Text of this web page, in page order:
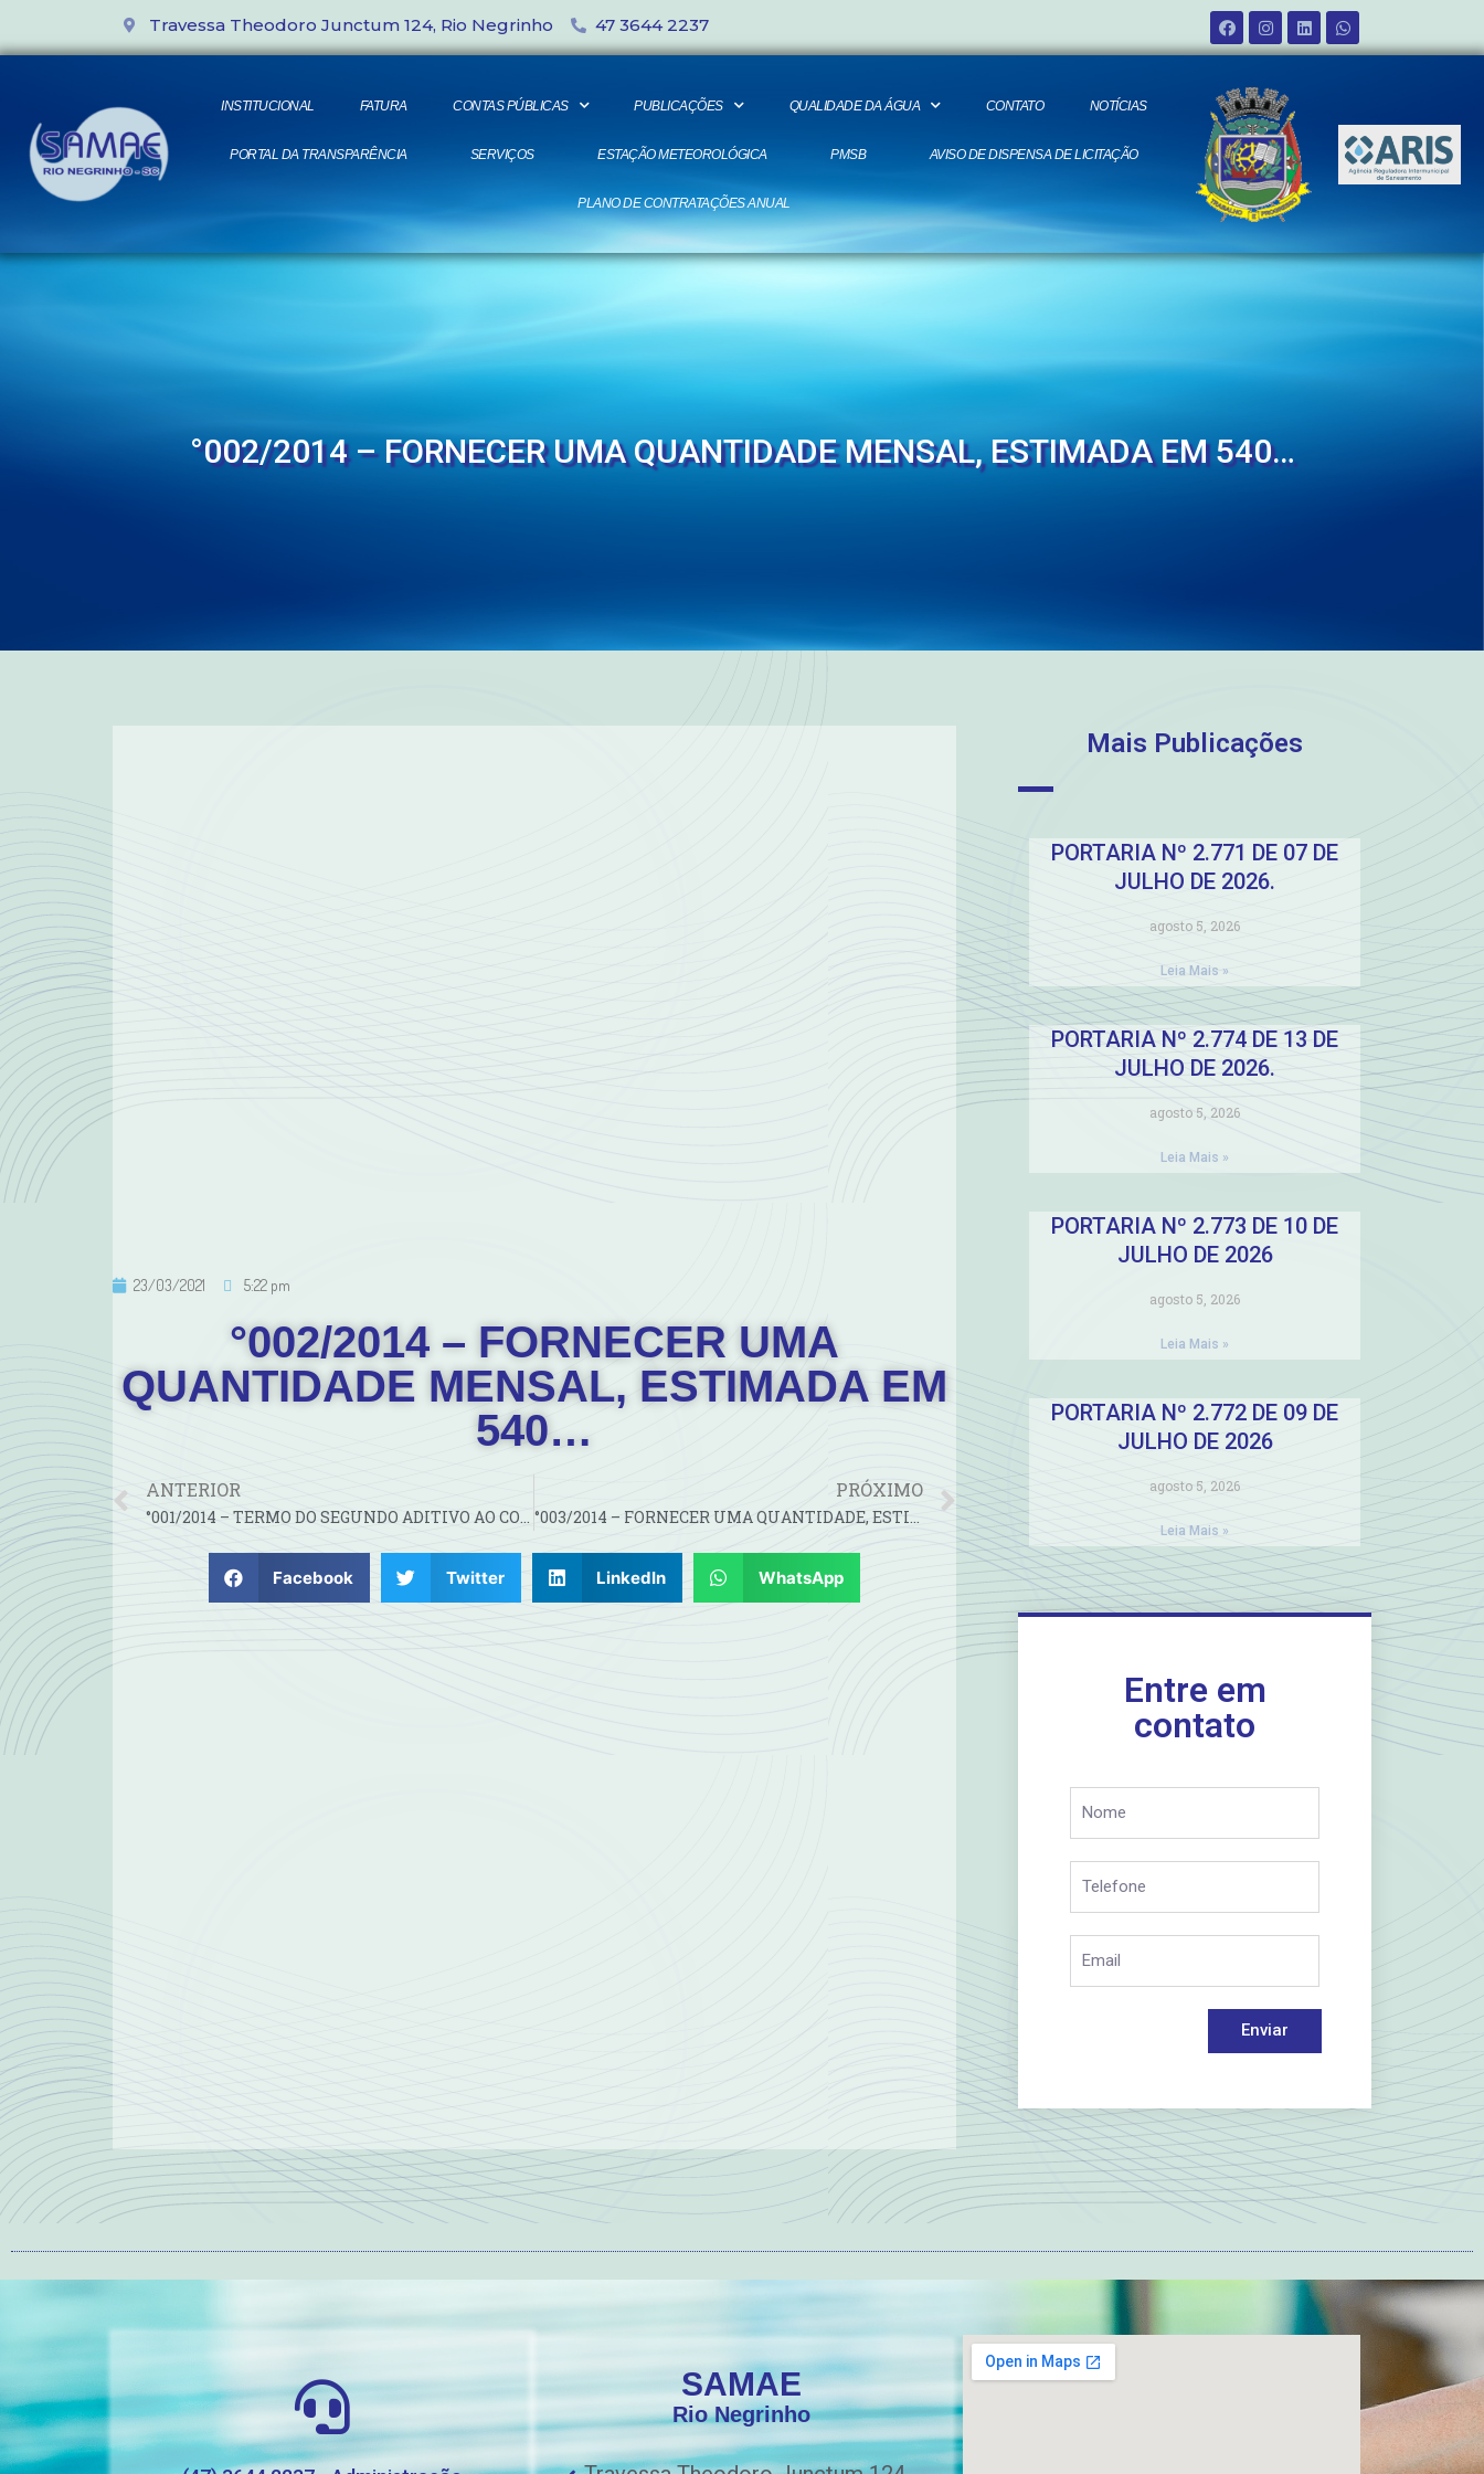
Travessa Theodoro Junctum 124, Rio Negrinho 47 3644 2237
INSTITUCIONAL FATURA CONTAS PÚBLICAS PUBLICAÇÕES QUALIDADE DA ÁGUA CONTATO NOTÍCIAS
PORTAL DA TRANSPARÊNCIA SERVIÇOS ESTAÇÃO METEOROLÓGICA PMSB AVISO DE DISPENSA DE LICITAÇÃO
PLANO DE CONTRATAÇÕES ANUAL
°002/2014 – FORNECER UMA QUANTIDADE MENSAL, ESTIMADA EM 540…
23/03/2021 5:22 pm
°002/2014 – FORNECER UMA
QUANTIDADE MENSAL, ESTIMADA EM
540…
ANTERIOR
°001/2014 – TERMO DO SEGUNDO ADITIVO AO CONTRATO Nº 24/2011
PRÓXIMO
°003/2014 – FORNECER UMA QUANTIDADE, ESTIMADA EM DUAS CARGAS…
Facebook Twitter LinkedIn WhatsApp
Mais Publicações
PORTARIA Nº 2.771 DE 07 DE
JULHO DE 2026.
agosto 5, 2026
Leia Mais »
PORTARIA Nº 2.774 DE 13 DE
JULHO DE 2026.
agosto 5, 2026
Leia Mais »
PORTARIA Nº 2.773 DE 10 DE
JULHO DE 2026
agosto 5, 2026
Leia Mais »
PORTARIA Nº 2.772 DE 09 DE
JULHO DE 2026
agosto 5, 2026
Leia Mais »
Entre em
contato
Enviar
SAMAE
Rio Negrinho